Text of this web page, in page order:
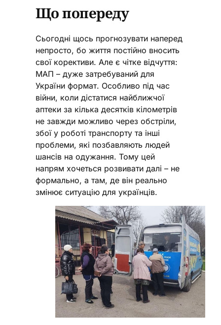
Що попереду
Сьогодні щось прогнозувати наперед
непросто, бо життя постійно вносить
свої корективи. Але є чітке відчуття:
МАП – дуже затребуваний для
України формат. Особливо під час
війни, коли дістатися найближчої
аптеки за кілька десятків кілометрів
не завжди можливо через обстріли,
збої у роботі транспорту та інші
проблеми, які позбавляють людей
шансів на одужання. Тому цей
напрям хочеться розвивати далі – не
формально, а там, де він реально
змінює ситуацію для українців.